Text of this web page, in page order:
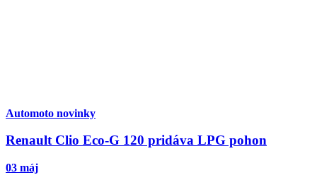
Automoto novinky
Renault Clio Eco-G 120 pridáva LPG pohon
03 máj